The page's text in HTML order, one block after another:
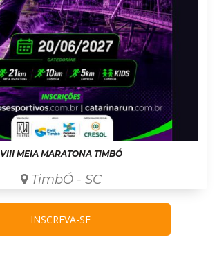
VIII MEIA MARATONA TIMBÓ
TimbÓ - SC
INSCREVA-SE